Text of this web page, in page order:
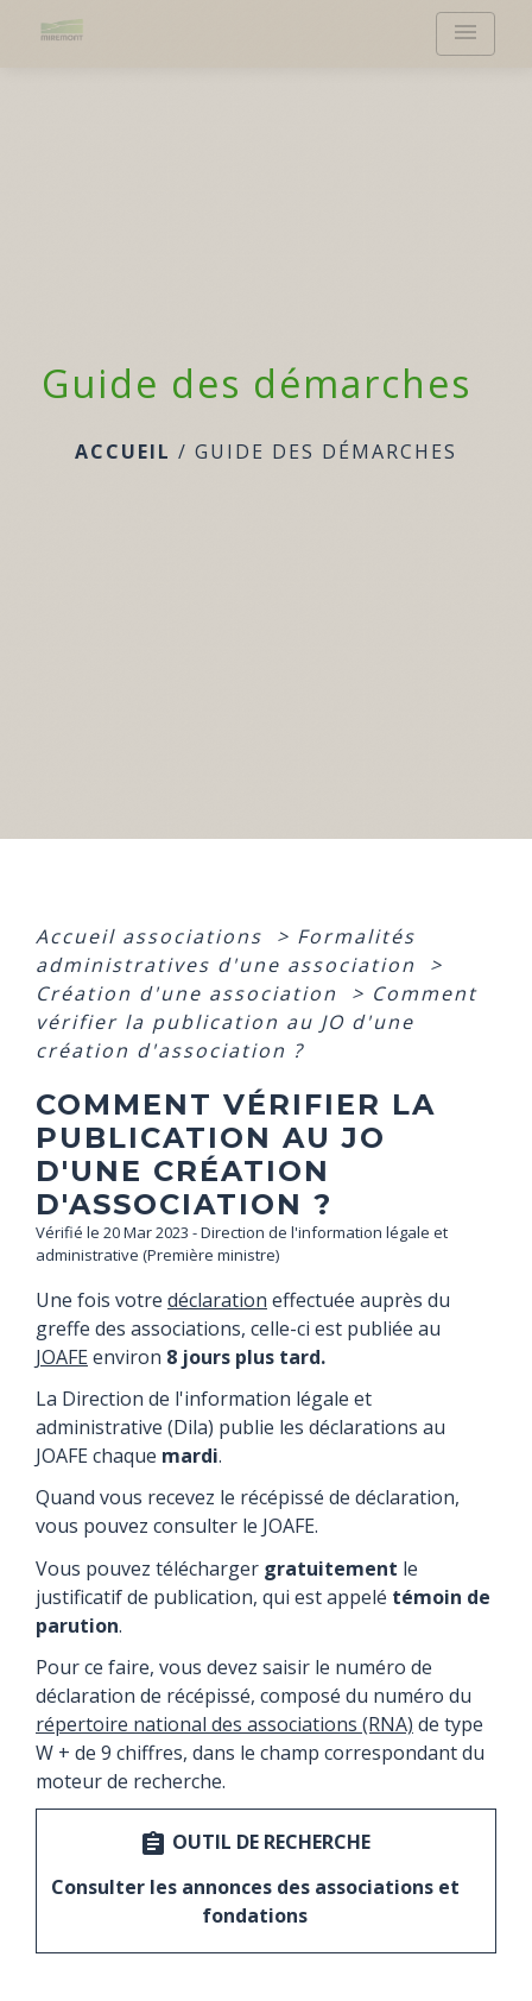
menu
Guide des démarches
ACCUEIL / GUIDE DES DÉMARCHES
Accueil associations > Formalités
administratives d'une association
>
Création d'une association
> Comment
vérifier la publication au JO d'une
création d'association ?
COMMENT VÉRIFIER LA
PUBLICATION AU JO
D'UNE CRÉATION
D'ASSOCIATION ?
Vérifié le 20 Mar 2023 - Direction de l'information légale et
administrative (Première ministre)
Une fois votre déclaration effectuée auprès du
greffe des associations, celle-ci est publiée au
JOAFEenviron 8 jours plus tard.
La Direction de l'information légale et
administrative (Dila) publie les déclarations au
JOAFE chaque mardi.
Quand vous recevez le récépissé de déclaration,
vous pouvez consulter le JOAFE.
Vous pouvez télécharger gratuitement le
justificatif de publication, qui est appelé témoin de
parution.
Pour ce faire, vous devez saisir le numéro de
déclaration de récépissé, composé du numéro du
répertoire national des associations (RNA) de type
W + de 9 chiffres, dans le champ correspondant du
moteur de recherche.
assignment OUTIL DE RECHERCHE
Consulter les annonces des associations et
fondations